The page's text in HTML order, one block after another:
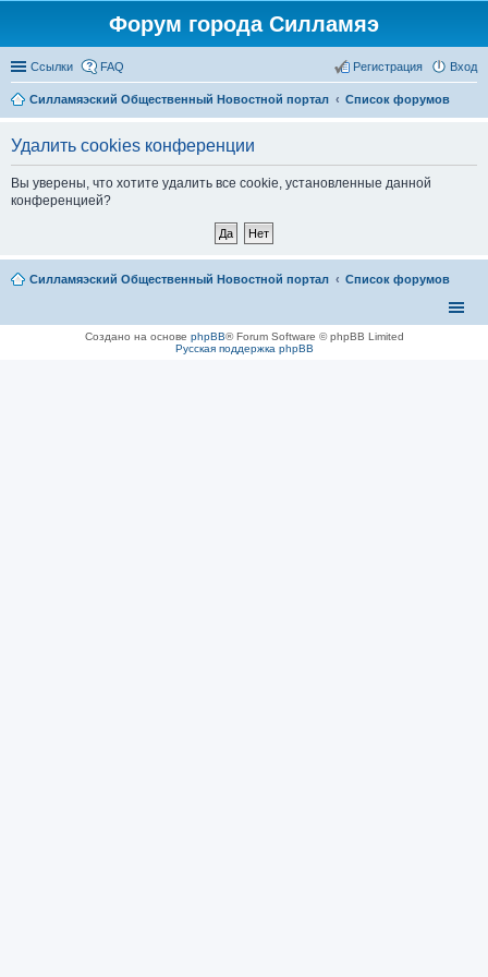
Форум города Силламяэ
Ссылки FAQ Вход
Регистрация
Силламяэский Общественный Новостной портал Список форумов
Удалить cookies конференции
Вы уверены, что хотите удалить все cookie, установленные данной
конференцией?
Силламяэский Общественный Новостной портал Список форумов
Создано на основе phpBB® Forum Software © phpBB Limited
Русская поддержка phpBB